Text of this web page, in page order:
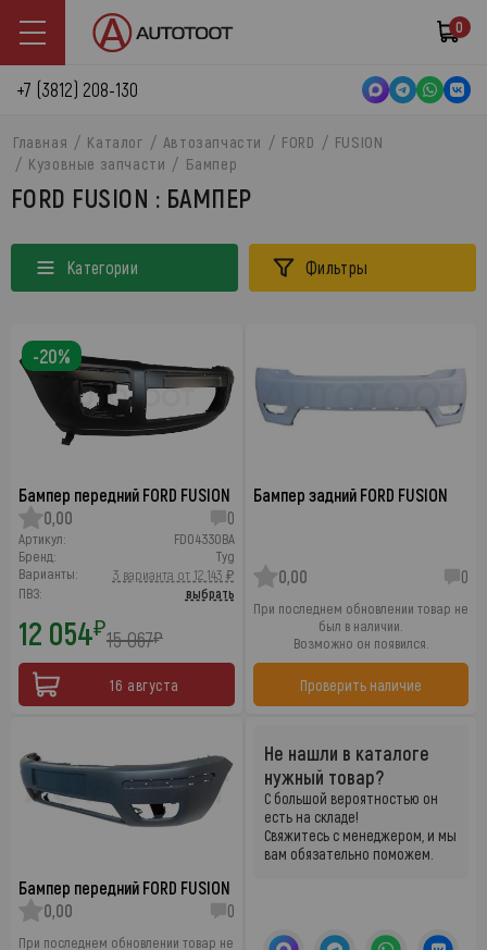
0
+7 (3812) 208-130
Главная Каталог Автозапчасти FORD
FUSION
Кузовные запчасти
Бампер
FORD FUSION : БАМПЕР
Категории Фильтры
Бампер передний FORD FUSION
0,00
0
Артикул:
FD04330BA
Бренд:
Tyg
Варианты:
3 варианта от 12 143 ₽
ПВЗ:
выбрать
12 054₽15 067₽
16 августа
-20%
Бампер задний FORD FUSION
0,00 0
При последнем обновлении товар не
был в наличии.
Возможно он появился.
Проверить наличие
Бампер передний FORD FUSION
0,00
0
При последнем обновлении товар не
Не нашли в каталоге
нужный товар?
С большой вероятностью он
есть на складе!
Свяжитесь с менеджером, и мы
вам обязательно поможем.